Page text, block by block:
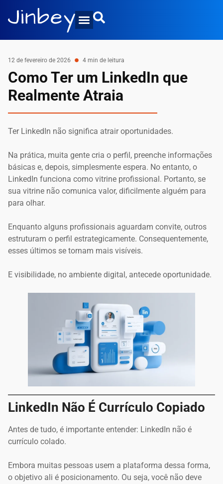
12 de fevereiro de 2026 4 min de leitura
Como Ter um LinkedIn que
Realmente Atraia
Ter LinkedIn não significa atrair oportunidades.
Na prática, muita gente cria o perfil, preenche informações
básicas e, depois, simplesmente espera. No entanto, o
LinkedIn funciona como vitrine profissional. Portanto, se
sua vitrine não comunica valor, dificilmente alguém para
para olhar.
Enquanto alguns profissionais aguardam convite, outros
estruturam o perfil estrategicamente. Consequentemente,
esses últimos se tornam mais visíveis.
E visibilidade, no ambiente digital, antecede oportunidade.
LinkedIn Não É Currículo Copiado
Antes de tudo, é importante entender: LinkedIn não é
currículo colado.
Embora muitas pessoas usem a plataforma dessa forma,
o objetivo ali é posicionamento. Ou seja, você não deve